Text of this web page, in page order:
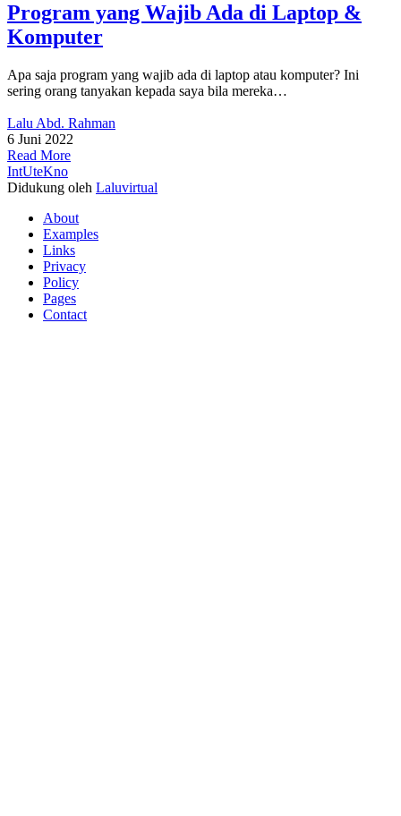
Program yang Wajib Ada di Laptop &
Komputer
Apa saja program yang wajib ada di laptop atau komputer? Ini
sering orang tanyakan kepada saya bila mereka…
Lalu Abd. Rahman
6 Juni 2022
Read More
IntUteKno
Didukung oleh Laluvirtual
About
Examples
Links
Privacy
Policy
Pages
Contact